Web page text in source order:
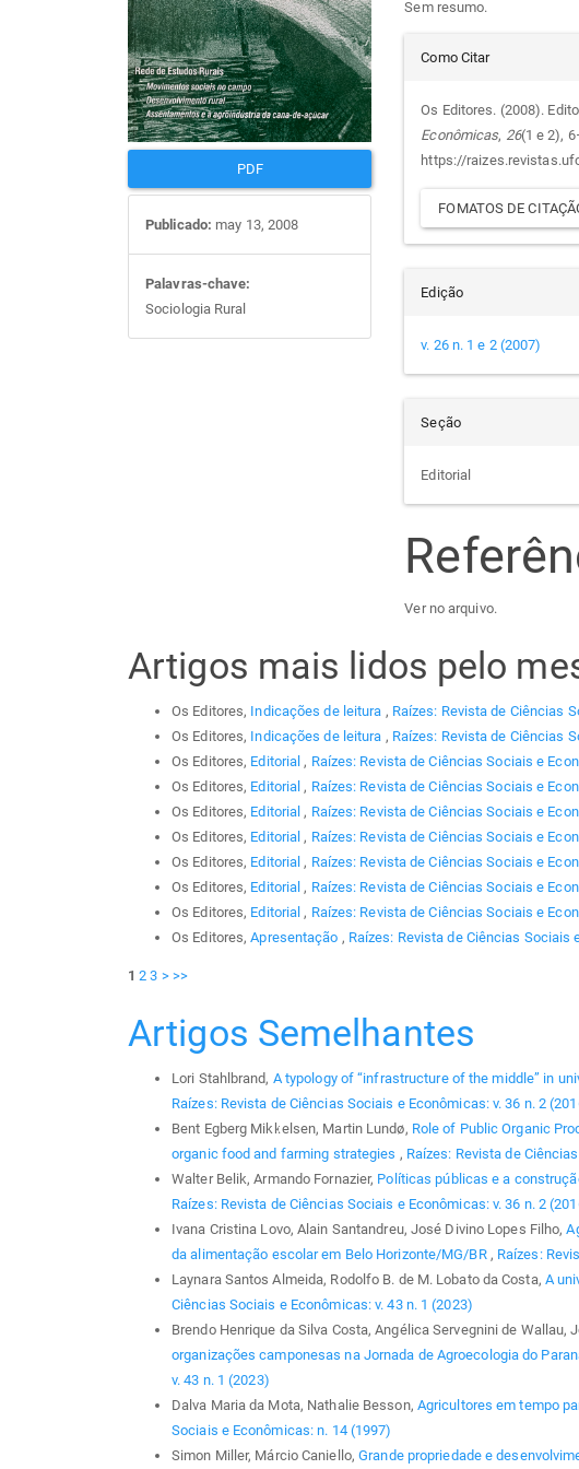
artigos
PDF
Publicado: may 13, 2008
Palavras-chave:
Sociologia Rural
principal
Sem resumo.
Detalhes
do
artigo
Como Citar
Os Editores. (2008).
Econômicas, 26(1 e 2),
https://
FOMATOS DE
Edição
v. 26 n. 1 e 2 (2007)
Seção
Editorial
Ver no arquivo.
Artigos mais lidos pelo
Os Editores, Indicações de leitura , Raízes: Revista de Ciências
Os Editores, Indicações de leitura , Raízes: Revista de Ciências
Os Editores, Editorial, Raízes: Revista de Ciências Sociais e
Os Editores, Editorial, Raízes: Revista de Ciências Sociais e
Os Editores, Editorial, Raízes: Revista de Ciências Sociais e
Os Editores, Editorial, Raízes: Revista de Ciências Sociais e
Os Editores, Editorial, Raízes: Revista de Ciências Sociais e
Os Editores, Editorial, Raízes: Revista de Ciências Sociais e
Os Editores, Editorial, Raízes: Revista de Ciências Sociais e
Os Editores,Apresentação , Raízes: Revista de Ciências Sociais
1 2 3 > >>
Artigos Semelhantes
Lori Stahlbrand, A typology of “infrastructure of the middle” in
Raízes: Revista de Ciências Sociais e Econômicas: v. 36 n. 2
Bent Egberg Mikkelsen, Martin Lundø, Role of Public Organic
organic food and farming strategies , Raízes: Revista de
Walter Belik, Armando Fornazier, Políticas públicas e a
Raízes: Revista de Ciências Sociais e Econômicas: v. 36 n. 2
Ivana Cristina Lovo, Alain Santandreu, José Divino Lopes Filho,
da alimentação escolar em Belo Horizonte/MG/BR , Raízes:
Laynara Santos Almeida, Rodolfo B. de M. Lobato da Costa, A
Ciências Sociais e Econômicas: v. 43 n. 1 (2023)
Brendo Henrique da Silva Costa, Angélica Servegnini de Wallau,
organizações camponesas na Jornada de Agroecologia do
v. 43 n. 1 (2023)
Dalva Maria da Mota, Nathalie Besson, Agricultores em tempo
Sociais e Econômicas: n. 14 (1997)
Simon Miller, Márcio Caniello,Grande propriedade e